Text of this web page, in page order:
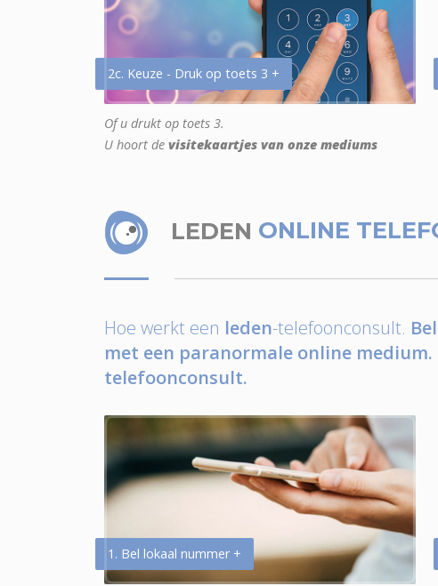
2c. Keuze - Druk op toets 3 +
Of u drukt op toets 3.
U hoort de visitekaartjes van onze mediums
LEDEN ONLINE
Hoe werkt een leden-telefoonconsult.
met een paranormale online
telefoonconsult.
1. Bel lokaal nummer +